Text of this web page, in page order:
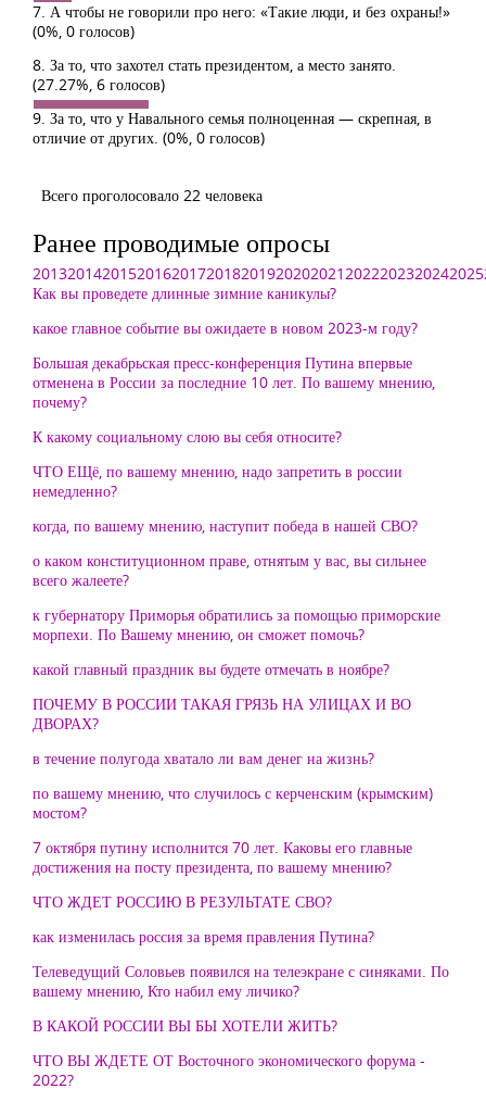
7. А чтобы не говорили про него: «Такие люди, и без охраны!»
(0%, 0 голосов)
8. За то, что захотел стать президентом, а место занято.
(27.27%, 6 голосов)
9. За то, что у Навального семья полноценная — скрепная, в
отличие от других. (0%, 0 голосов)
Всего проголосовало 22 человека
Ранее проводимые опросы
2013201420152016201720182019202020212022202320242025
Как вы проведете длинные зимние каникулы?
какое главное событие вы ожидаете в новом 2023-м году?
Большая декабрьская пресс-конференция Путина впервые
отменена в России за последние 10 лет. По вашему мнению,
почему?
К какому социальному слою вы себя относите?
ЧТО ЕЩё, по вашему мнению, надо запретить в россии
немедленно?
когда, по вашему мнению, наступит победа в нашей СВО?
о каком конституционном праве, отнятым у вас, вы сильнее
всего жалеете?
к губернатору Приморья обратились за помощью приморские
морпехи. По Вашему мнению, он сможет помочь?
какой главный праздник вы будете отмечать в ноябре?
ПОЧЕМУ В РОССИИ ТАКАЯ ГРЯЗЬ НА УЛИЦАХ И ВО
ДВОРАХ?
в течение полугода хватало ли вам денег на жизнь?
по вашему мнению, что случилось с керченским (крымским)
мостом?
7 октября путину исполнится 70 лет. Каковы его главные
достижения на посту президента, по вашему мнению?
ЧТО ЖДЕТ РОССИЮ В РЕЗУЛЬТАТЕ СВО?
как изменилась россия за время правления Путина?
Телеведущий Соловьев появился на телеэкране с синяками. По
вашему мнению, Кто набил ему личико?
В КАКОЙ РОССИИ ВЫ БЫ ХОТЕЛИ ЖИТЬ?
ЧТО ВЫ ЖДЕТЕ ОТ Восточного экономического форума -
2022?